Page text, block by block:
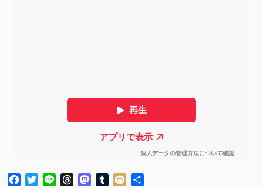
Facebook
TwitterLine ThreadsMastodon
Tumblr
Mixi